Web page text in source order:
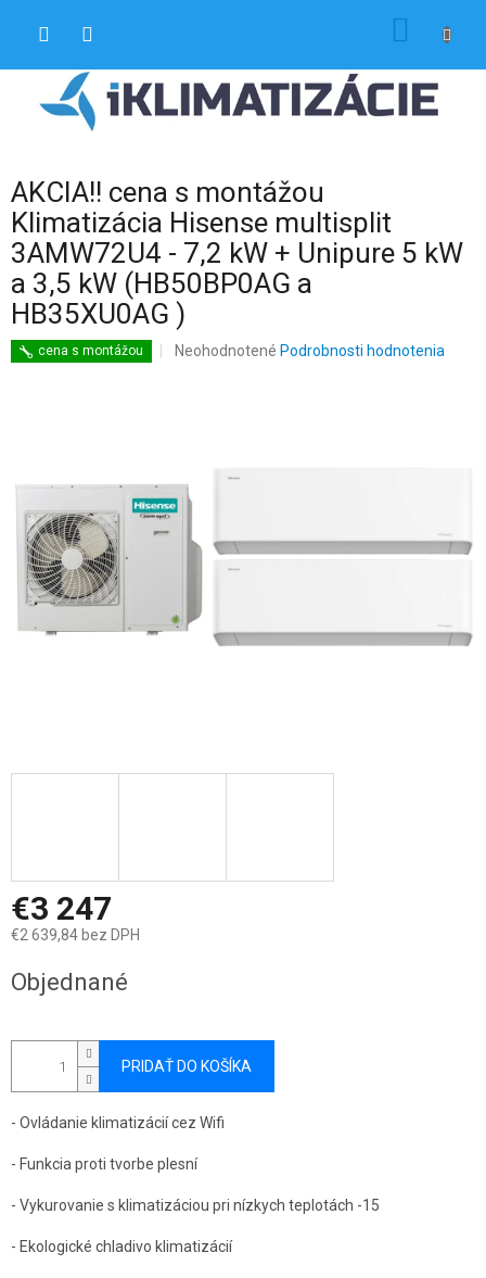
AKCIA!! cena s montážou
Klimatizácia Hisense multisplit
3AMW72U4 - 7,2 kW + Unipure 5 kW
a 3,5 kW (HB50BP0AG a
HB35XU0AG )
cena s montážou
Priemerné
hviezdičiek.
Neohodnotené Podrobnosti hodnotenia
€3 247
€2 639,84 bez DPH
cena:
Objednané
PRIDAŤ DO KOŠÍKA
- Ovládanie klimatizácií cez Wifi
- Funkcia proti tvorbe plesní
- Vykurovanie s klimatizáciou pri nízkych teplotách -15
- Ekologické chladivo klimatizácií